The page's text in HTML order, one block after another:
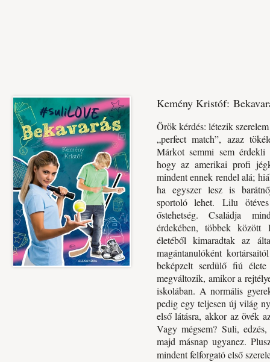
Kemény Kristóf:
Örök kérdés: létezik
„perfect match”, azaz
Márkot semmi sem
hogy az amerikai profi
mindent ennek rendel alá;
ha egyszer lesz is
sportoló lehet. Lilu
őstehetség. Családja
érdekében, többek
életéből kimaradtak az
magántanulóként
beképzelt serdülő fiú
megváltozik, amikor a
iskolában. A normális
pedig egy teljesen új világ
első látásra, akkor az övék
Vagy mégsem? Suli,
majd másnap ugyanez.
mindent felforgató első